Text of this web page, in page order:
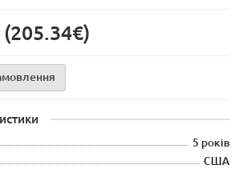
(205.34€)
5 років
США